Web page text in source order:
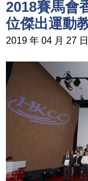
2018賽馬會
位傑出運動
2019 年 04 月 27 日